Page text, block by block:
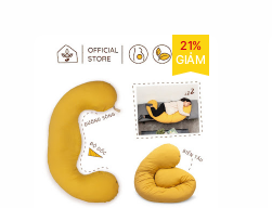
21%
GIẢM